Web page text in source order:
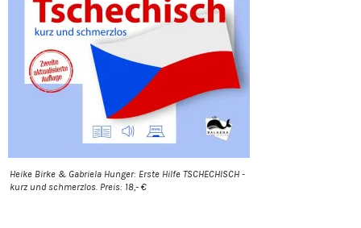
Heike Birke & Gabriela Hunger: Erste Hilfe TSCHECHISCH -
kurz und schmerzlos. Preis: 18,- €